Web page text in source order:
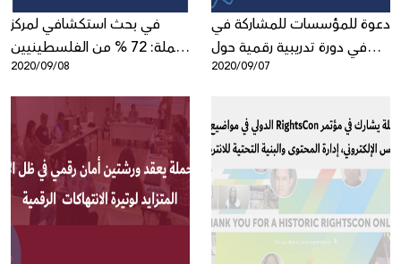
في بحث استكشافي لمركز
حملة: 72 % من الفلسطينيين
2020/09/08
دعوة للمؤسسات للمشاركة في
في دورة تدريبية رقمية حول
"تحسين الحضور الرقمي
الفلسطيني"
2020/09/07